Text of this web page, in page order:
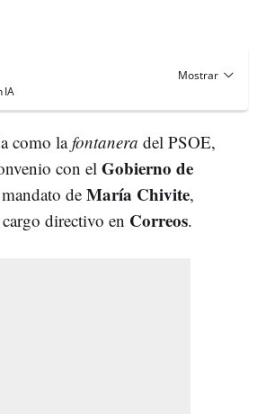
IA
como lafontanera del PSOE,
con el Gobierno de
de María Chivite,
directivo en Correos.